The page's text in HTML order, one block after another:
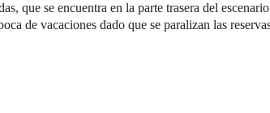
que se encuentra en la parte trasera del
de vacaciones dado que se paralizan las